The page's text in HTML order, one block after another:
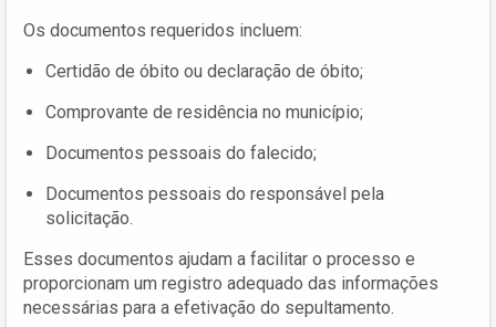
Os documentos requeridos incluem:
Certidão de óbito ou declaração de óbito;
Comprovante de residência no município;
Documentos pessoais do falecido;
Documentos pessoais do responsável pela
solicitação.
Esses documentos ajudam a facilitar o processo e
proporcionam um registro adequado das informações
necessárias para a efetivação do sepultamento.